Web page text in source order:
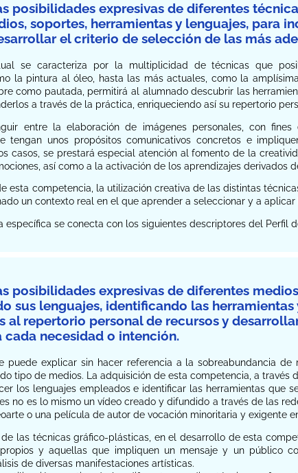
posibilidades expresivas de diferentes
soportes, herramientas y lenguajes, para
el criterio de selección de las más
se caracteriza por la multiplicidad de técnicas que
la pintura al óleo, hasta las más actuales, como la
como pautada, permitirá al alumnado descubrir las
a través de la práctica, enriqueciendo así su repertorio
entre la elaboración de imágenes personales, con
tengan unos propósitos comunicativos concretos e
casos, se prestará especial atención al fomento de la
así como a la activación de los aprendizajes derivados
esta competencia, la utilización creativa de las distintas
un contexto real en el que aprender a seleccionar y a
específica se conecta con los siguientes descriptores del Perfil de
posibilidades expresivas de diferentes
sus lenguajes, identificando las herramientas
al repertorio personal de recursos y
cada necesidad o intención.
puede explicar sin hacer referencia a la sobreabundancia
tipo de medios. La adquisición de esta competencia, a través
los lenguajes empleados e identificar las herramientas que
no es lo mismo un vídeo creado y difundido a través de las
o una película de autor de vocación minoritaria y exigente
las técnicas gráfico-plásticas, en el desarrollo de esta
y aquellas que impliquen un mensaje y un público
de diversas manifestaciones artísticas.